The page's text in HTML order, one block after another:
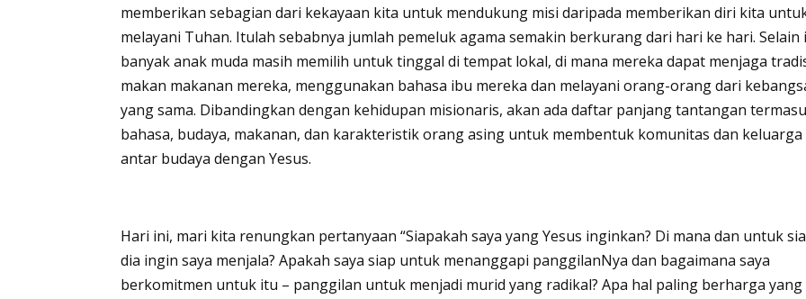
memberikan sebagian dari kekayaan kita untuk mendukung misi daripada memberikan diri kita
melayani Tuhan. Itulah sebabnya jumlah pemeluk agama semakin berkurang dari hari ke hari. Selain
banyak anak muda masih memilih untuk tinggal di tempat lokal, di mana mereka dapat menjaga
makan makanan mereka, menggunakan bahasa ibu mereka dan melayani orang-orang dari
yang sama. Dibandingkan dengan kehidupan misionaris, akan ada daftar panjang tantangan
bahasa, budaya, makanan, dan karakteristik orang asing untuk membentuk komunitas dan keluarga
antar budaya dengan Yesus.
Hari ini, mari kita renungkan pertanyaan “Siapakah saya yang Yesus inginkan? Di mana dan untuk
dia ingin saya menjala? Apakah saya siap untuk menanggapi panggilanNya dan bagaimana saya
berkomitmen untuk itu – panggilan untuk menjadi murid yang radikal? Apa hal paling berharga yang